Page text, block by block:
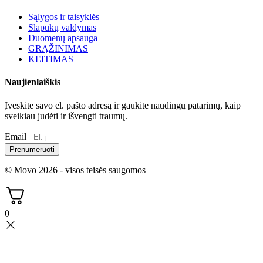
Sąlygos ir taisyklės
Slapukų valdymas
Duomenų apsauga
GRĄŽINIMAS
KEITIMAS
Naujienlaiškis
Įveskite savo el. pašto adresą ir gaukite naudingų patarimų, kaip
sveikiau judėti ir išvengti traumų.
Email
Prenumeruoti
© Movo 2026 - visos teisės saugomos
0